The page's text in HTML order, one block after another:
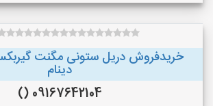
خریدفروش دریل ستونی مگنت گیربکس
دینام
09167642104 ()